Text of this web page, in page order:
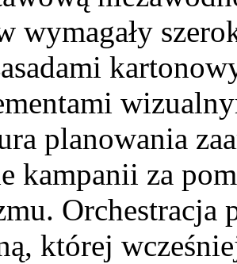
wymagały
planowania
kampanii za
Orchestracja
której